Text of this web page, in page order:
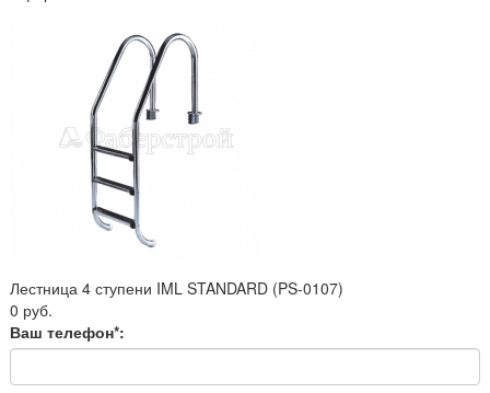
Лестница 4 ступени IML STANDARD (PS-0107)
0 руб.
Ваш телефон*: